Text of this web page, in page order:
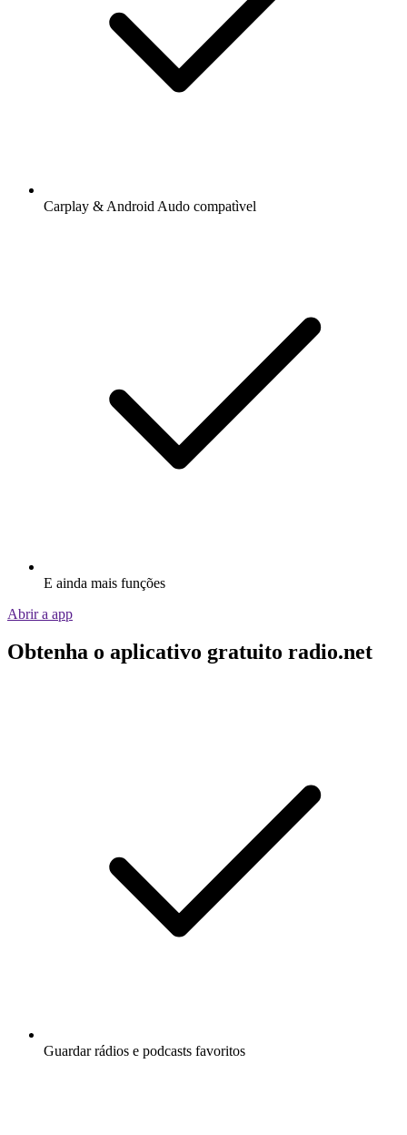
Carplay & Android Audo compatìvel
E ainda mais funções
Abrir a app
Obtenha o aplicativo gratuito radio.net
Guardar rádios e podcasts favoritos